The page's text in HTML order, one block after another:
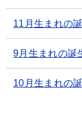
11月生まれの
9月生まれの誕
10月生まれの